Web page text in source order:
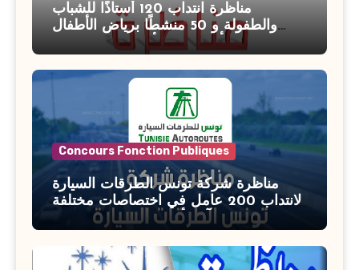
مناظرة انتداب 120 أستاذًا للشباب
والطفولة و 50 منشطًا برياض الأطفال
بوزارة الأسرة والمرأة والطفولة وكبار
السن آخر أجل للتسجيل : 27 جويلية 2026
Concours Fonction Publiques
مناظرة شركة تونس الطرقات السيارة
لانتداب 200 عامل في اختصاصات مختلفة
آخر أجل : 21 جويلية 2026